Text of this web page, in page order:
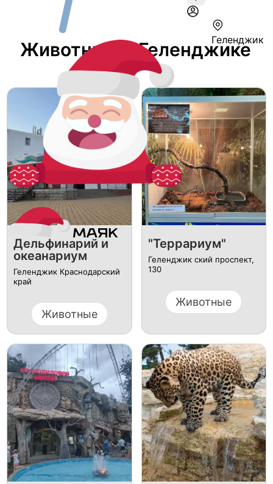
Геленджик
Животные В Геленджике
Дельфинарий и
океанариум
Геленджик Краснодарский
край
Животные
"Террариум"
Геленджик ский проспект,
130
Животные